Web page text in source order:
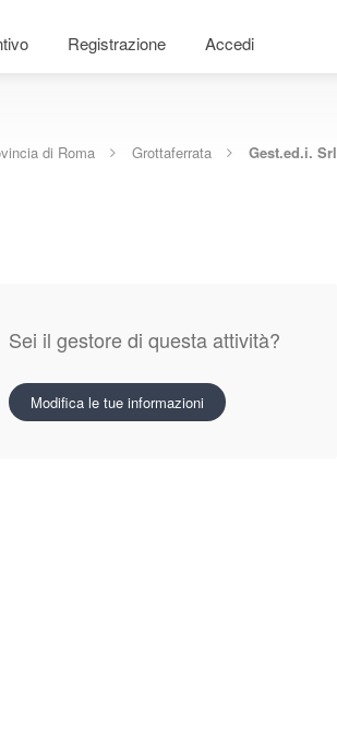
Registrazione Accedi
di Roma Grottaferrata Gest.ed.i. Srl
Sei il gestore di questa attività?
Modifica le tue informazioni